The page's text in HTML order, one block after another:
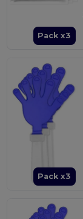
Pack x3
Pack x3